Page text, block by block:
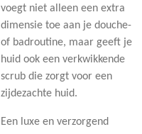
voegt niet alleen een extra
dimensie toe aan je douche-
of badroutine, maar geeft je
huid ook een verkwikkende
scrub die zorgt voor een
zijdezachte huid.
Een luxe en verzorgend